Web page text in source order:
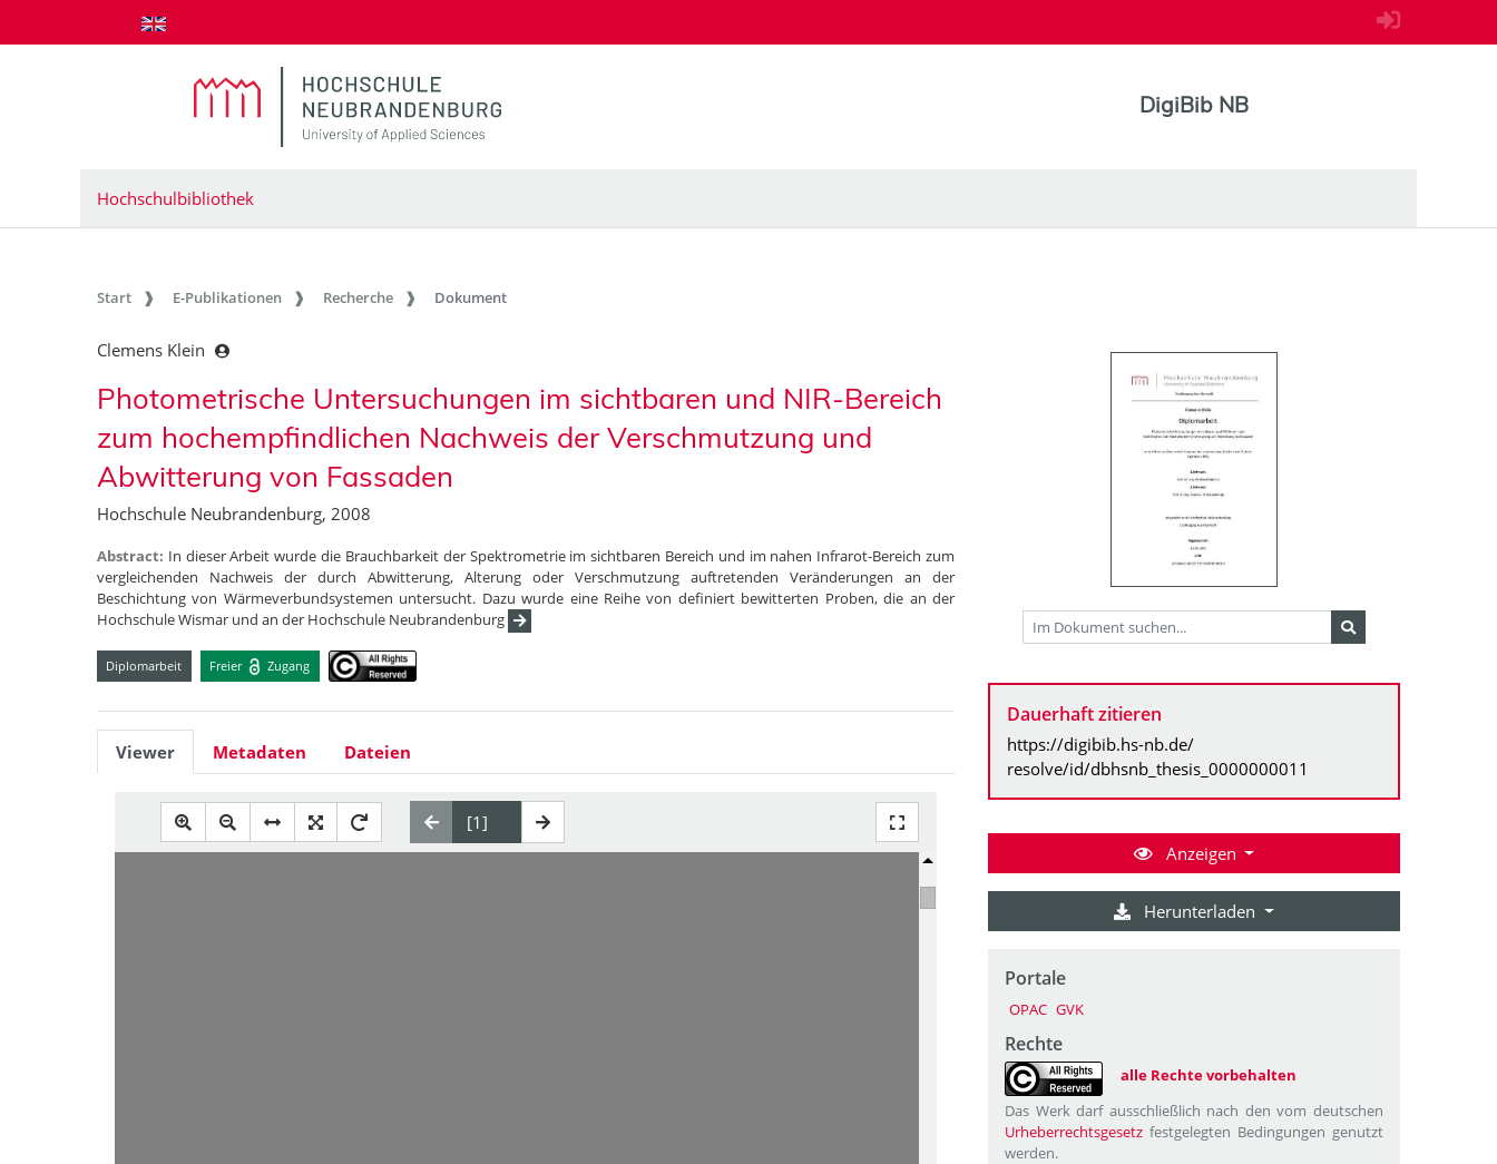
zum Inhalt springen
DigiBib NB
Hochschulbibliothek
Start E-Publikationen Recherche Dokument
Clemens Klein
Photometrische Untersuchungen im sichtbaren und NIR-Bereich
zum hochempfindlichen Nachweis der Verschmutzung und
Abwitterung von Fassaden
Hochschule Neubrandenburg, 2008
Abstract: In dieser Arbeit wurde die Brauchbarkeit der Spektrometrie im sichtbaren Bereich und im nahen Infrarot-Bereich zum
vergleichenden Nachweis der durch Abwitterung, Alterung oder Verschmutzung auftretenden Veränderungen an der
Beschichtung von Wärmeverbundsystemen untersucht. Dazu wurde eine Reihe von definiert bewitterten Proben, die an der
Hochschule Wismar und an der Hochschule Neubrandenburg
Diplomarbeit Freier Zugang
Viewer Metadaten Dateien
Dauerhaft zitieren
https://digibib.hs-nb.de/
resolve/id/dbhsnb_thesis_0000000011
Anzeigen
Herunterladen
Portale
OPAC GVK
Rechte
alle Rechte vorbehalten
Das Werk darf ausschließlich nach den vom deutschen
Urheberrechtsgesetz festgelegten Bedingungen genutzt
werden.